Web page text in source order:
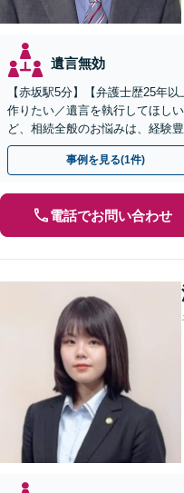
遺言無効
【赤坂駅5分】【弁護士歴25年
作りたい／遺言を執行してほし
ど、相続全般のお悩みは、経験
な問題も粘り強く対応し、解決
事例を見る(1件)
電話でお問い合わせ